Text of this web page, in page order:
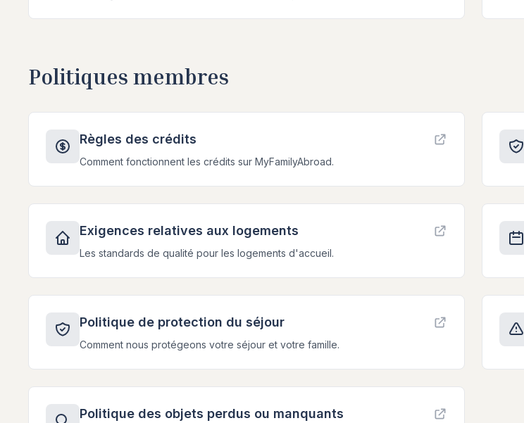
Politiques membres
Règles des crédits
Comment fonctionnent les crédits sur MyFamilyAbroad.
Exigences relatives aux logements
Les standards de qualité pour les logements d'accueil.
Politique de protection du séjour
Comment nous protégeons votre séjour et votre famille.
Politique des objets perdus ou manquants